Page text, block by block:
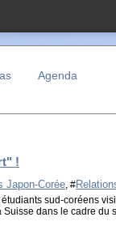
Agenda
!
Japon-Corée, #
sud-coréens
dans le cadre du